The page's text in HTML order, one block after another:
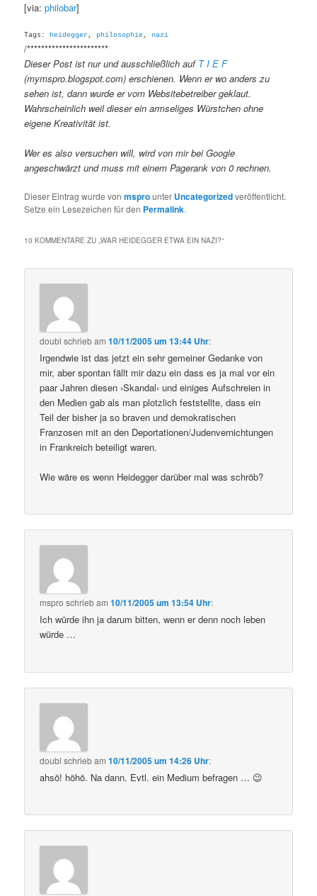
[via:philobar]
Tags: heidegger,philosophie,nazi
/***********************
Dieser Post ist nur und ausschließlich auf T I E F
(mymspro.blogspot.com) erschienen. Wenn er wo anders zu
sehen ist, dann wurde er vom Websitebetreiber geklaut.
Wahrscheinlich weil dieser ein armseliges Würstchen ohne
eigene Kreativität ist.
Wer es also versuchen will, wird von mir bei Google
angeschwärzt und muss mit einem Pagerank von 0 rechnen.
Dieser Eintrag wurde vonmsprounter Uncategorizedveröffentlicht.
Setze ein Lesezeichen für den Permalink.
10 KOMMENTARE ZU „WAR HEIDEGGER ETWA EIN NAZI?“
doubl schriebam10/11/2005 um 13:44 Uhr:
Irgendwie ist das jetzt ein sehr gemeiner Gedanke von
mir, aber spontan fällt mir dazu ein dass es ja mal vor ein
paar Jahren diesen ›Skandal‹ und einiges Aufschreien in
den Medien gab als man plotzlich feststellte, dass ein
Teil der bisher ja so braven und demokratischen
Franzosen mit an den Deportationen/Judenvernichtungen
in Frankreich beteiligt waren.
Wie wäre es wenn Heidegger darüber mal was schröb?
mspro schriebam10/11/2005 um 13:54 Uhr:
Ich würde ihn ja darum bitten, wenn er denn noch leben
würde …
doubl schriebam10/11/2005 um 14:26 Uhr:
ahsö! höhö. Na dann. Evtl. ein Medium befragen … 😉